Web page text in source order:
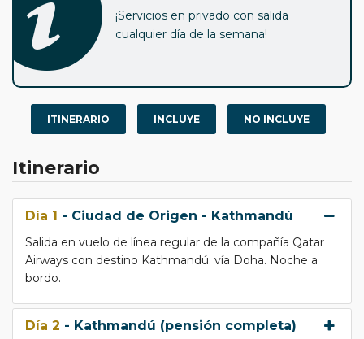
¡Servicios en privado con salida
cualquier día de la semana!
ITINERARIO INCLUYE NO INCLUYE
Itinerario
Día 1 - Ciudad de Origen - Kathmandú
Salida en vuelo de línea regular de la compañía Qatar
Airways con destino Kathmandú. vía Doha. Noche a
bordo.
Día 2 - Kathmandú (pensión completa)